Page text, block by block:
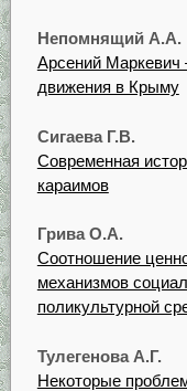
Непомнящий А.А.
Арсений Маркевич
движения в Крыму
Сигаева Г.В.
Современная
караимов
Грива О.А.
Соотношение
механизмов
поликультурной
Тулегенова А.Г.
Некоторые